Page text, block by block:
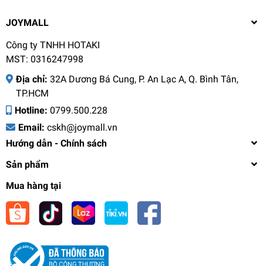
JOYMALL
Công ty TNHH HOTAKI
MST: 0316247998
Địa chỉ: 32A Dương Bá Cung, P. An Lạc A, Q. Bình Tân,
TP.HCM
Hotline: 0799.500.228
Email: cskh@joymall.vn
Hướng dẫn - Chính sách
Sản phẩm
Mua hàng tại
Máy massage đầu Buheung MK-341 5W, Hàng
độ - JoyMall
890.000₫